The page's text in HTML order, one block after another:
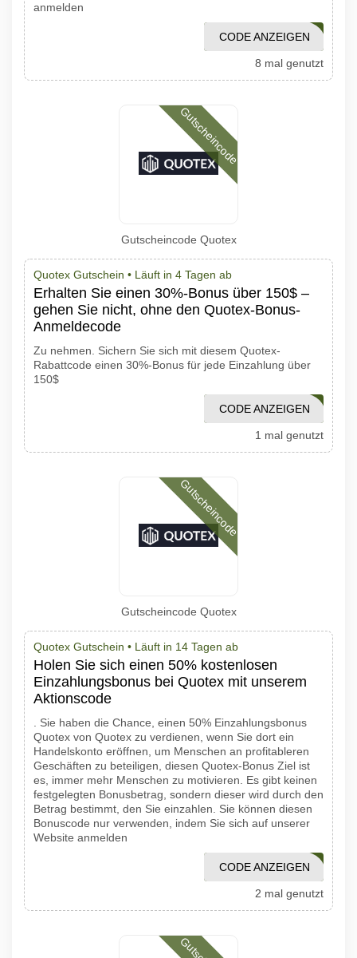
anmelden
1001PROMO
CODE ANZEIGEN
8 mal genutzt
Gutscheincode
Gutscheincode Quotex
Quotex Gutschein • Läuft in 4 Tagen ab
Erhalten Sie einen 30%-Bonus über 150$ –
gehen Sie nicht, ohne den Quotex-Bonus-
Anmeldecode
Zu nehmen. Sichern Sie sich mit diesem Quotex-
Rabattcode einen 30%-Bonus für jede Einzahlung über
150$
1001PROMO
CODE ANZEIGEN
1 mal genutzt
Gutscheincode
Gutscheincode Quotex
Quotex Gutschein • Läuft in 14 Tagen ab
Holen Sie sich einen 50% kostenlosen
Einzahlungsbonus bei Quotex mit unserem
Aktionscode
. Sie haben die Chance, einen 50% Einzahlungsbonus
Quotex von Quotex zu verdienen, wenn Sie dort ein
Handelskonto eröffnen, um Menschen an profitableren
Geschäften zu beteiligen, diesen Quotex-Bonus Ziel ist
es, immer mehr Menschen zu motivieren. Es gibt keinen
festgelegten Bonusbetrag, sondern dieser wird durch den
Betrag bestimmt, den Sie einzahlen. Sie können diesen
Bonuscode nur verwenden, indem Sie sich auf unserer
Website anmelden
1001PROMO
CODE ANZEIGEN
2 mal genutzt